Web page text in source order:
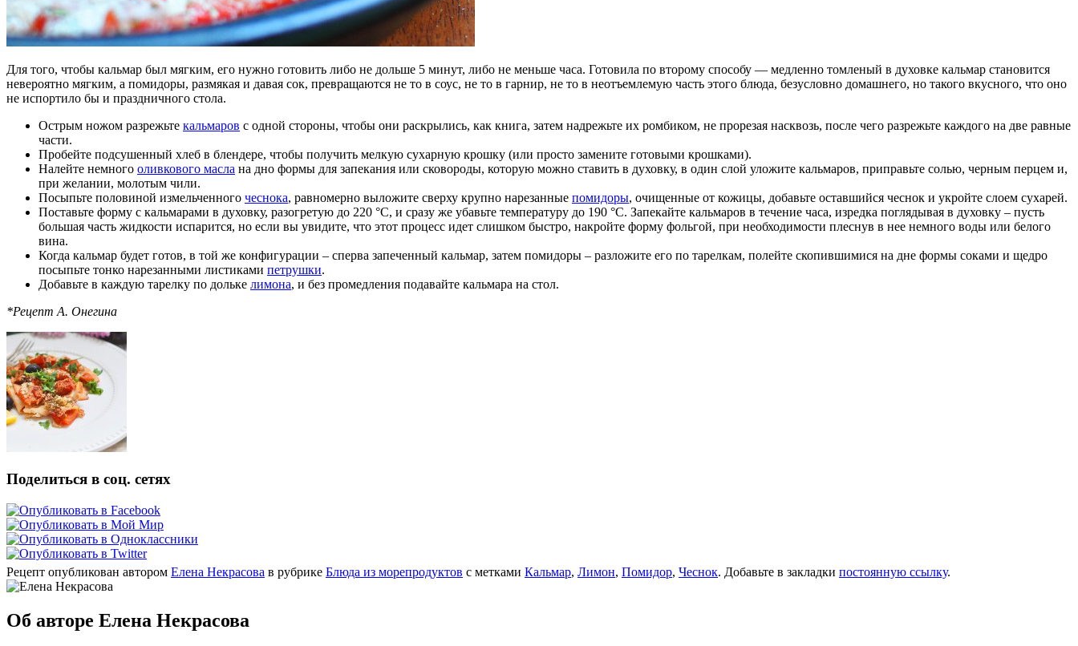
Для того, чтобы кальмар был мягким, его нужно готовить либо не дольше 5 минут, либо не меньше часа. Готовила по второму способу — медленно томленый в духовке кальмар становится
невероятно мягким, а помидоры, размякая и давая сок, превращаются не то в соус, не то в гарнир, не то в неотъемлемую часть этого блюда, безусловно домашнего, но такого вкусного, что оно
не испортило бы и праздничного стола.
Острым ножом разрежьте кальмаров с одной стороны, чтобы они раскрылись, как книга, затем надрежьте их ромбиком, не прорезая насквозь, после чего разрежьте каждого на две равные
части.
Пробейте подсушенный хлеб в блендере, чтобы получить мелкую сухарную крошку (или просто замените готовыми крошками).
Налейте немного оливкового масла на дно формы для запекания или сковороды, которую можно ставить в духовку, в один слой уложите кальмаров, приправьте солью, черным перцем и,
при желании, молотым чили.
Посыпьте половиной измельченного чеснока, равномерно выложите сверху крупно нарезанные помидоры, очищенные от кожицы, добавьте оставшийся чеснок и укройте слоем сухарей.
Поставьте форму с кальмарами в духовку, разогретую до 220 °C, и сразу же убавьте температуру до 190 °C. Запекайте кальмаров в течение часа, изредка поглядывая в духовку – пусть
большая часть жидкости испарится, но если вы увидите, что этот процесс идет слишком быстро, накройте форму фольгой, при необходимости плеснув в нее немного воды или белого
вина.
Когда кальмар будет готов, в той же конфигурации – сперва запеченный кальмар, затем помидоры – разложите его по тарелкам, полейте скопившимися на дне формы соками и щедро
посыпьте тонко нарезанными листиками петрушки.
Добавьте в каждую тарелку по дольке лимона, и без промедления подавайте кальмара на стол.
*Рецепт А. Онегина
Поделиться в соц. сетях
Рецепт опубликован автором Елена Некрасова в рубрике Блюда из морепродуктов с метками Кальмар, Лимон, Помидор, Чеснок. Добавьте в закладки постоянную ссылку.
Об авторе Елена Некрасова